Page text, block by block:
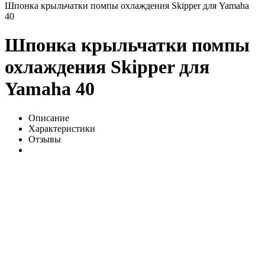
Шпонка крыльчатки помпы охлаждения Skipper для Yamaha
40
Шпонка крыльчатки помпы
охлаждения Skipper для
Yamaha 40
Описание
Характеристики
Отзывы